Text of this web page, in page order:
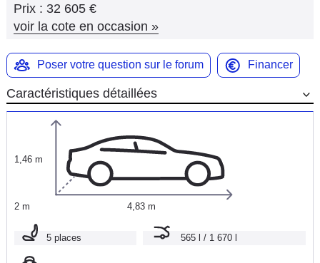
Moto
Marques
Prix : 32 605 €
voir la cote en occasion »
Poser votre question sur le forum Financer
Caractéristiques détaillées
1,46 m
2 m 4,83 m
5 places 565 l / 1 670 l